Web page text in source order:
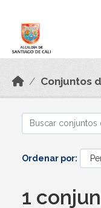
Conjuntos
Ordenar por
1